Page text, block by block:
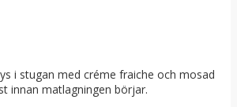
i stugan med créme fraiche och mosad
innan matlagningen börjar.